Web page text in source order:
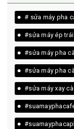
# sửa máy pha
#sửa máy ép
#sửa máy pha
#sửa máy pha
#sửa máy xay